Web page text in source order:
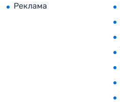
Реклама